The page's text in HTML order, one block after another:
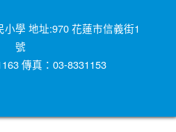
學 地址:970 花蓮市信義街1
號
傳真：03-8331153